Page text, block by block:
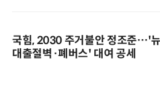
국힘, 2030 주거불안 정조준…'
대출절벽·폐버스' 대여 공세